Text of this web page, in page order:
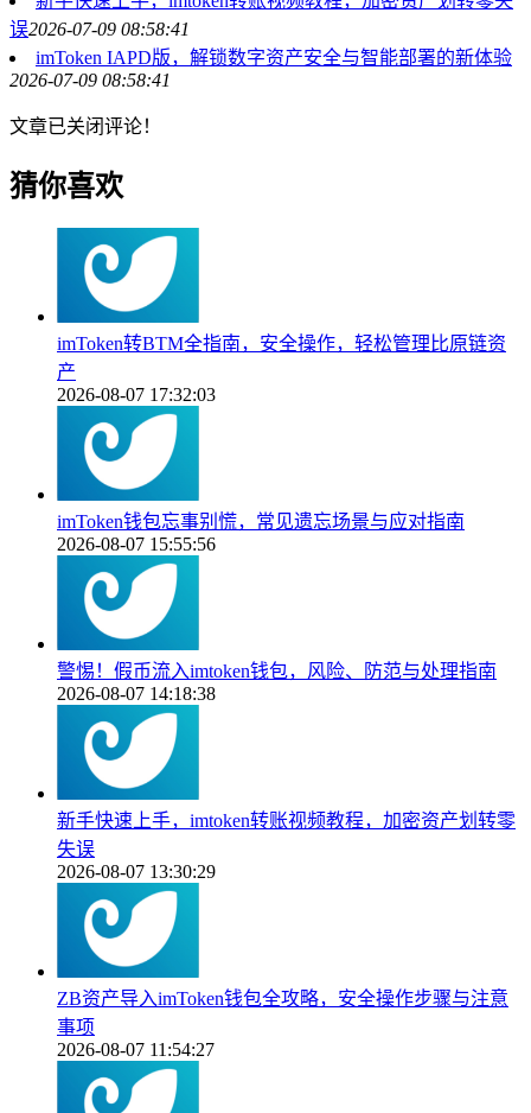
误2026-07-09 08:58:41
imToken IAPD版，解锁数字资产安全与智能部署的新体验
2026-07-09 08:58:41
文章已关闭评论！
猜你喜欢
imToken转BTM全指南，安全操作，轻松管理比原链资
产
2026-08-07 17:32:03
imToken钱包忘事别慌，常见遗忘场景与应对指南
2026-08-07 15:55:56
警惕！假币流入imtoken钱包，风险、防范与处理指南
2026-08-07 14:18:38
新手快速上手，imtoken转账视频教程，加密资产划转零
失误
2026-08-07 13:30:29
ZB资产导入imToken钱包全攻略，安全操作步骤与注意
事项
2026-08-07 11:54:27